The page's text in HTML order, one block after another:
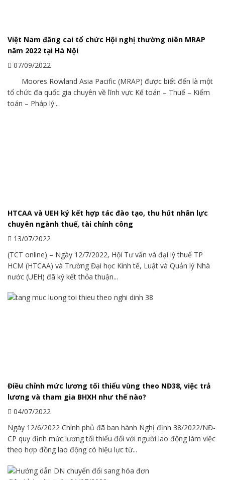
Việt Nam đăng cai tổ chức Hội nghị thường niên MRAP
năm 2022 tại Hà Nội
07/09/2022
Moores Rowland Asia Pacific (MRAP) được biết đến là một
tổ chức đa quốc gia chuyên về lĩnh vực Kế toán – Thuế – Kiểm
toán – Pháp lý...
HTCAA và UEH ký kết hợp tác đào tạo, thu hút nhân lực
chuyên ngành thuế, tài chính công
13/07/2022
(TCT online) – Ngày 12/7/2022, Hội Tư vấn và đại lý thuế TP
HCM (HTCAA) và Trường Đại học Kinh tế, Luật và Quản lý Nhà
nước (UEH) đã ký kết thỏa thuận...
Điều chỉnh mức lương tối thiểu vùng theo NĐ38, việc trả
lương và tham gia BHXH như thế nào?
04/07/2022
Ngày 12/6/2022 Chính phủ đã ban hành Nghị định 38/2022/NĐ-
CP quy định mức lương tối thiểu đối với người lao động làm việc
theo hợp đồng lao động có hiệu lực từ...